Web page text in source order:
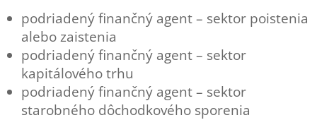
podriadený finančný agent – sektor poistenia
alebo zaistenia
podriadený finančný agent – sektor
kapitálového trhu
podriadený finančný agent – sektor
starobného dôchodkového sporenia